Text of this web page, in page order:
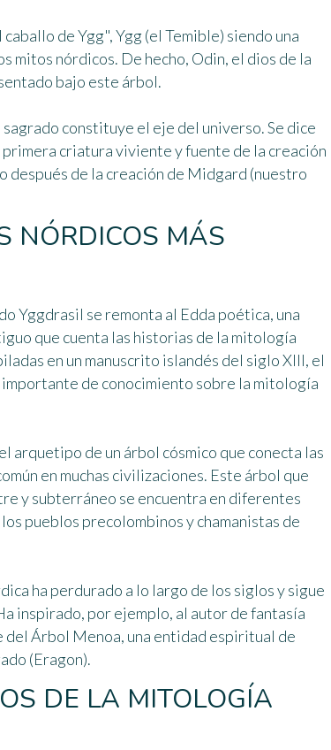
caballo de Ygg", Ygg (el Temible) siendo una
mitos nórdicos. De hecho, Odin, el dios de la
bajo este árbol.
constituye el eje del universo. Se dice
criatura viviente y fuente de la creación
después de la creación de Midgard (nuestro
NÓRDICOS MÁS
Yggdrasil se remonta al Edda poética, una
que cuenta las historias de la mitología
en un manuscrito islandés del siglo XIII, el
importante de conocimiento sobre la mitología
arquetipo de un árbol cósmico que conecta las
en muchas civilizaciones. Este árbol que
y subterráneo se encuentra en diferentes
pueblos precolombinos y chamanistas de
ha perdurado a lo largo de los siglos y sigue
inspirado, por ejemplo, al autor de fantasía
Árbol Menoa, una entidad espiritual de
(Eragon).
DE LA MITOLOGÍA